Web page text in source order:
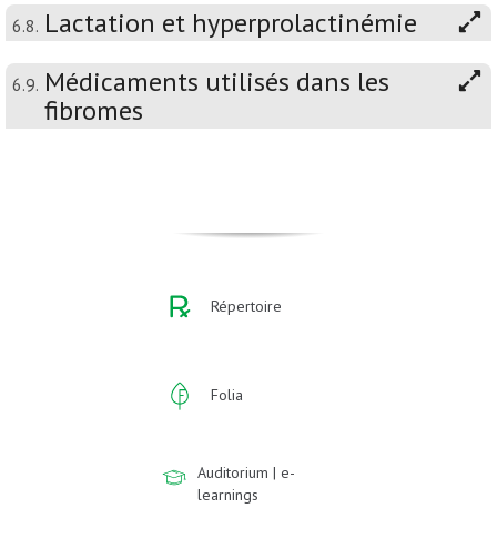
6.8. Lactation et hyperprolactinémie
6.9. Médicaments utilisés dans les
fibromes
Répertoire
Folia
Auditorium | e-
learnings